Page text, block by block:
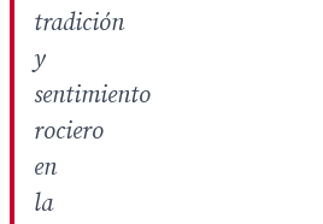
tradición
y
sentimiento
rociero
en
la